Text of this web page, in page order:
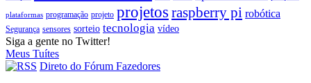
plataformas programação projeto projetos raspberry pi robótica
Segurança sensores sorteio tecnologia vídeo
Siga a gente no Twitter!
Meus Tuítes
Direto do Fórum Fazedores